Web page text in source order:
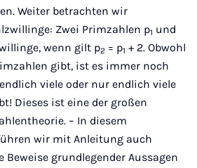
Weiter betrachten wir
Zwei Primzahlen p1 und
wenn gilt p2 = p1 + 2. Obwohl
gibt, ist es immer noch
viele oder nur endlich viele
Dieses ist eine der großen
– In diesem
wir mit Anleitung auch
Beweise grundlegender Aussagen